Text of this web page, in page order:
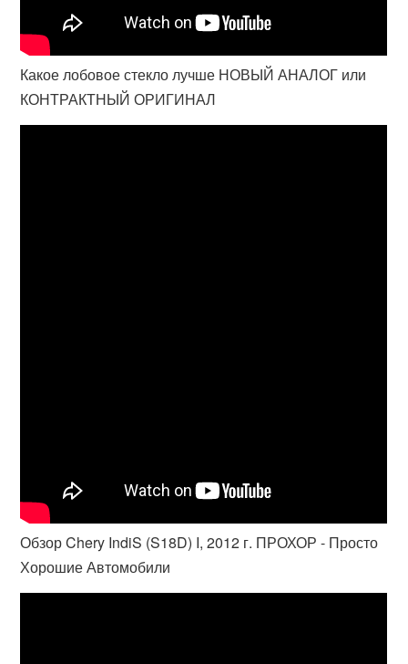
Какое лобовое стекло лучше НОВЫЙ АНАЛОГ или
КОНТРАКТНЫЙ ОРИГИНАЛ
Обзор Chery IndiS (S18D) I, 2012 г. ПРОХОР - Просто
Хорошие Автомобили